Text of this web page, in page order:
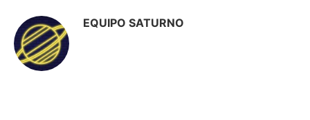
EQUIPO SATURNO